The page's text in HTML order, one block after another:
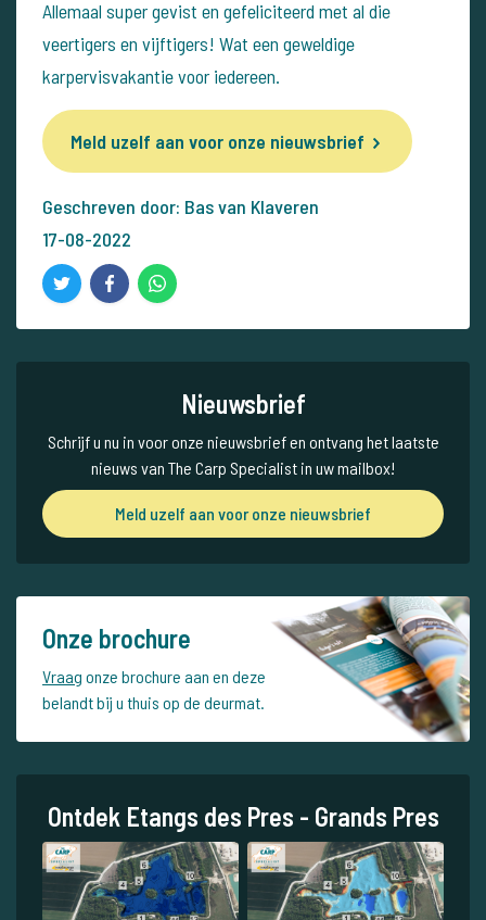
Allemaal super gevist en gefeliciteerd met al die
veertigers en vijftigers! Wat een geweldige
karpervisvakantie voor iedereen.
Meld uzelf aan voor onze nieuwsbrief
Geschreven door: Bas van Klaveren
17-08-2022
Nieuwsbrief
Schrijf u nu in voor onze nieuwsbrief en ontvang het laatste
nieuws van The Carp Specialist in uw mailbox!
Meld uzelf aan voor onze nieuwsbrief
Onze brochure
Vraag onze brochure aan en deze
belandt bij u thuis op de deurmat.
Ontdek Etangs des Pres - Grands Pres